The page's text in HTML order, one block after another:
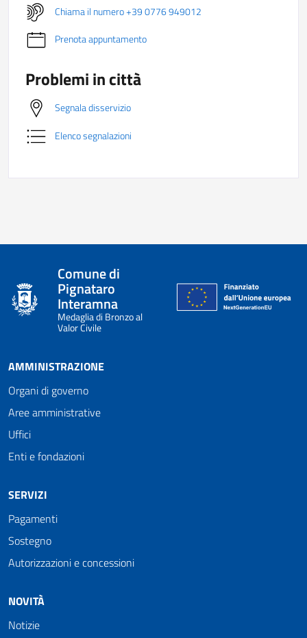
Chiama il numero +39 0776 949012
Prenota appuntamento
Problemi in città
Segnala disservizio
Elenco segnalazioni
Comune di
Pignataro
Interamna
Medaglia di Bronzo al
Valor Civile
AMMINISTRAZIONE
Organi di governo
Aree amministrative
Uffici
Enti e fondazioni
SERVIZI
Pagamenti
Sostegno
Autorizzazioni e concessioni
NOVITÀ
Notizie